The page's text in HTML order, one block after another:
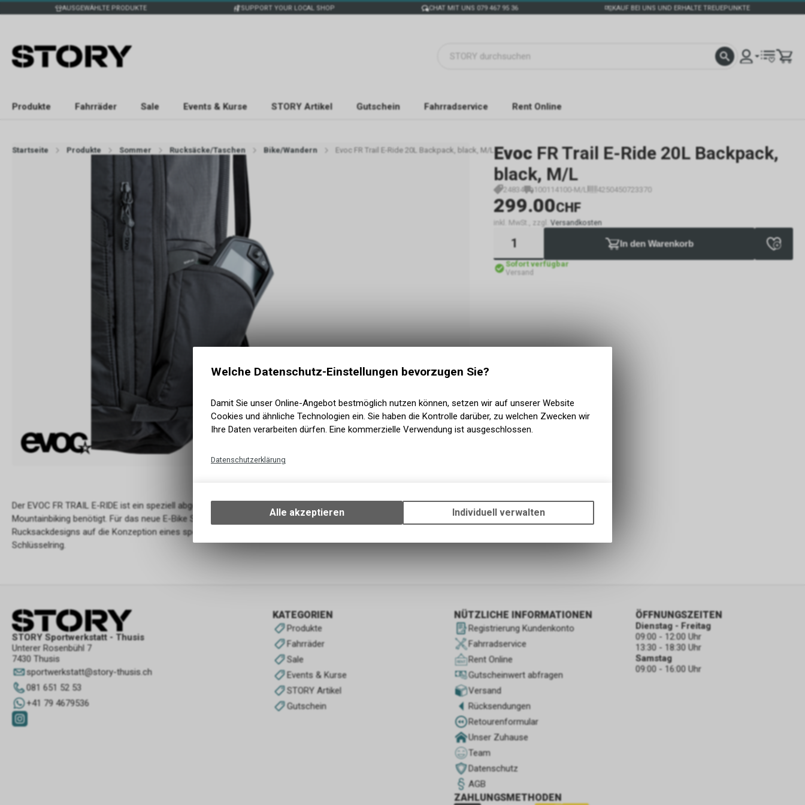
AUSGEWÄHLTE PRODUKTE SUPPORT YOUR LOCAL SHOP CHAT MIT UNS 079 467 95 36 KAUF BEI UNS UND ERHALTE TREUEPUNKTE
Produkte Fahrräder Sale Events & Kurse STORY Artikel Gutschein Fahrradservice Rent Online
Startseite Produkte Sommer Rucksäcke/Taschen Bike/Wandern Evoc FR Trail E-Ride 20L Backpack, black, M/LEvoc FR Trail E-Ride 20L Backpack,
black, M/L
24834 100114100-M/L 4250450723370
299.00CHF
inkl. MwSt., zzgl. Versandkosten
In den Warenkorb
Sofort verfügbar
Versand
Der EVOC FR TRAIL E-RIDE ist ein speziell abgestimmter Protector-Rucksack mit allen Features, die man fürs E-
Mountainbiking benötigt. Für das neue E-Bike Segment haben wir unsere Erfahrung in der Entwicklung durchdachter
Rucksackdesigns auf die Konzeption eines speziellen E-Bike Rucksacks verwendet. Inklusive separatem
Schlüsselring.
STORY Sportwerkstatt - Thusis
Unterer Rosenbühl 7
7430 Thusis
sportwerkstatt@story-thusis.ch
081 651 52 53
+41 79 4679536
KATEGORIEN
Produkte
Fahrräder
Sale
Events & Kurse
STORY Artikel
Gutschein
NÜTZLICHE INFORMATIONEN
Registrierung Kundenkonto
Fahrradservice
Rent Online
Gutscheinwert abfragen
Versand
Rücksendungen
Retourenformular
Unser Zuhause
Team
Datenschutz
AGB
ZAHLUNGSMETHODEN
ÖFFNUNGSZEITEN
Dienstag - Freitag
09:00 - 12:00 Uhr
13:30 - 18:30 Uhr
Samstag
09:00 - 16:00 Uhr
Welche Datenschutz-Einstellungen bevorzugen Sie?
Damit Sie unser Online-Angebot bestmöglich nutzen können, setzen wir auf unserer Website
Cookies und ähnliche Technologien ein. Sie haben die Kontrolle darüber, zu welchen Zwecken wir
Ihre Daten verarbeiten dürfen. Eine kommerzielle Verwendung ist ausgeschlossen.
Datenschutzerklärung
Ihrem Gerät, um die grundlegenden Funktionen unseres Online-Angebots, wie die
Verwendung des Warenkorbs, zu ermöglichen. Bitte beachten Sie, dass die
zulassen.
Alle akzeptieren Individuell verwalten